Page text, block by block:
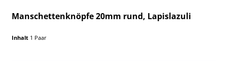
Manschettenknöpfe 20mm rund, Lapislazuli
Inhalt 1 Paar